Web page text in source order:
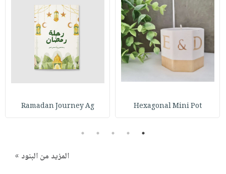
Hexagonal Mini Pot
Ramadan Journey Ag
1
2
3
4
5
المزيد من البنود »